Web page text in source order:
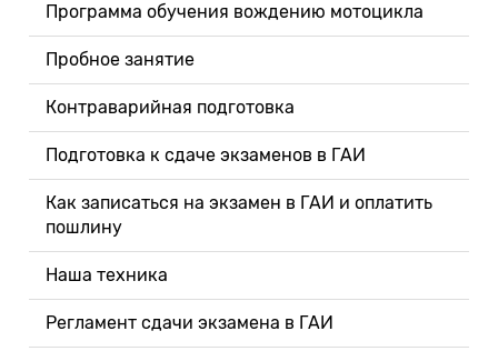
Программа обучения вождению мотоцикла
Пробное занятие
Контраварийная подготовка
Подготовка к сдаче экзаменов в ГАИ
Как записаться на экзамен в ГАИ и оплатить
пошлину
Наша техника
Регламент сдачи экзамена в ГАИ